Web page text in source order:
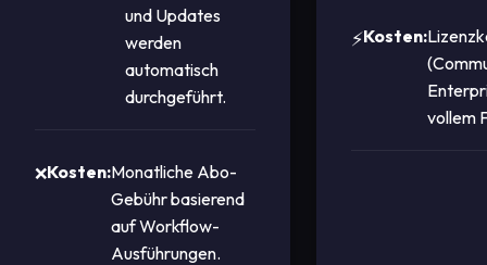
und Updates
werden
automatisch
durchgeführt.
Kosten:Monatliche Abo-
Gebühr basierend
auf Workflow-
Ausführungen.
Kosten:
vollem